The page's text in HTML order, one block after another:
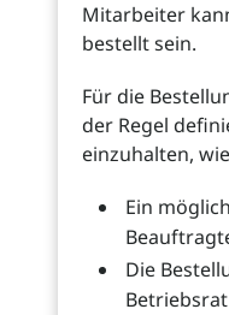
Mitarbeiter
bestellt sein.
Für die
der Regel
einzuhalten,
Ein
Die